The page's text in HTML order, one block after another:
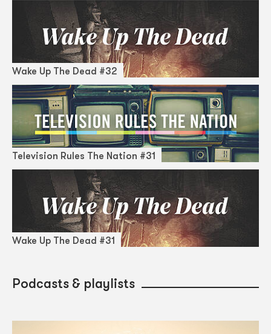
Wake Up The Dead #32
Television Rules The Nation #31
Wake Up The Dead #31
Podcasts & playlists